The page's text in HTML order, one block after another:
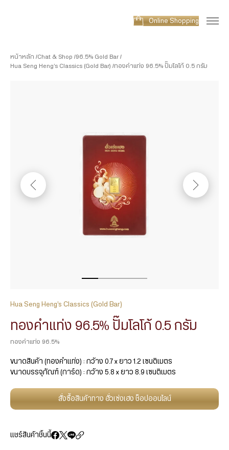
Online Shopping
หน้าหลัก Chat & Shop
96.5% Gold Bar
Hua Seng Heng’s Classics (Gold Bar)
ทองคำแท่ง 96.5% ปั๊มโลโก้ 0.5 กรัม
Hua Seng Heng’s Classics (Gold Bar)
ทองคำแท่ง 96.5% ปั๊มโลโก้ 0.5 กรัม
ทองคำแท่ง 96.5%
ขนาดสินค้า (ทองคำแท่ง) : กว้าง 0.7 x ยาว 1.2 เซนติเมตร
ขนาดบรรจุภัณฑ์ (การ์ด) : กว้าง 5.8 x ยาว 8.9 เซนติเมตร
สั่งซื้อสินค้าทาง ฮั่วเซ่งเฮง ช็อปออนไลน์
แชร์สินค้าชิ้นนี้